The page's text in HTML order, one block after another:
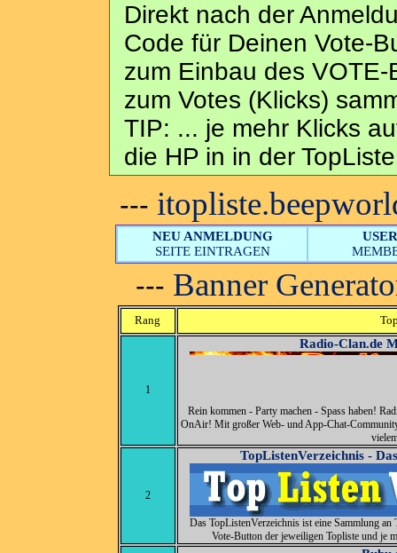
Direkt nach der
Code für Deinen Vote-
zum Einbau des
zum Votes (Klicks)
TIP: ... je mehr Klicks
die HP in in der
---
NEU ANMELDUNG
SEITE EINTRAGEN
--- Banner
Rang
1
Radio-Clan.de
Rein kommen - Party machen - Spass haben!
OnAir! Mit großer Web- und App-Chat-
2
TopListenVerzeichnis -
Das TopListenVerzeichnis ist eine Sammlung
Vote-Button der jeweiligen Topliste und je